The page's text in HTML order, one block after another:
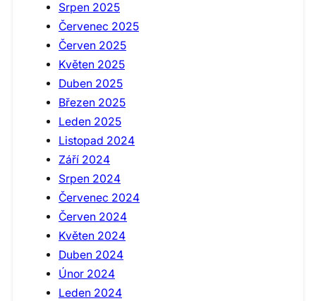
Srpen 2025
Červenec 2025
Červen 2025
Květen 2025
Duben 2025
Březen 2025
Leden 2025
Listopad 2024
Září 2024
Srpen 2024
Červenec 2024
Červen 2024
Květen 2024
Duben 2024
Únor 2024
Leden 2024